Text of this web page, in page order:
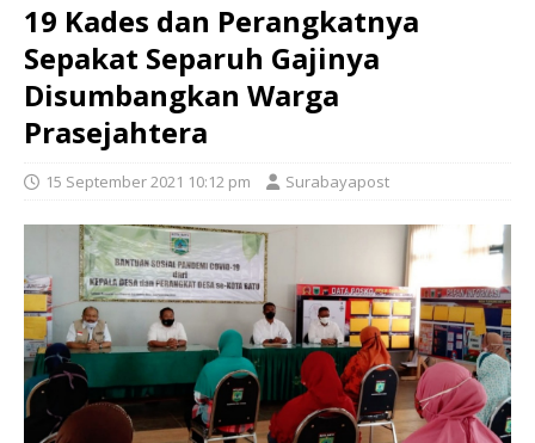
19 Kades dan Perangkatnya
Sepakat Separuh Gajinya
Disumbangkan Warga
Prasejahtera
15 September 2021 10:12 pm Surabayapost